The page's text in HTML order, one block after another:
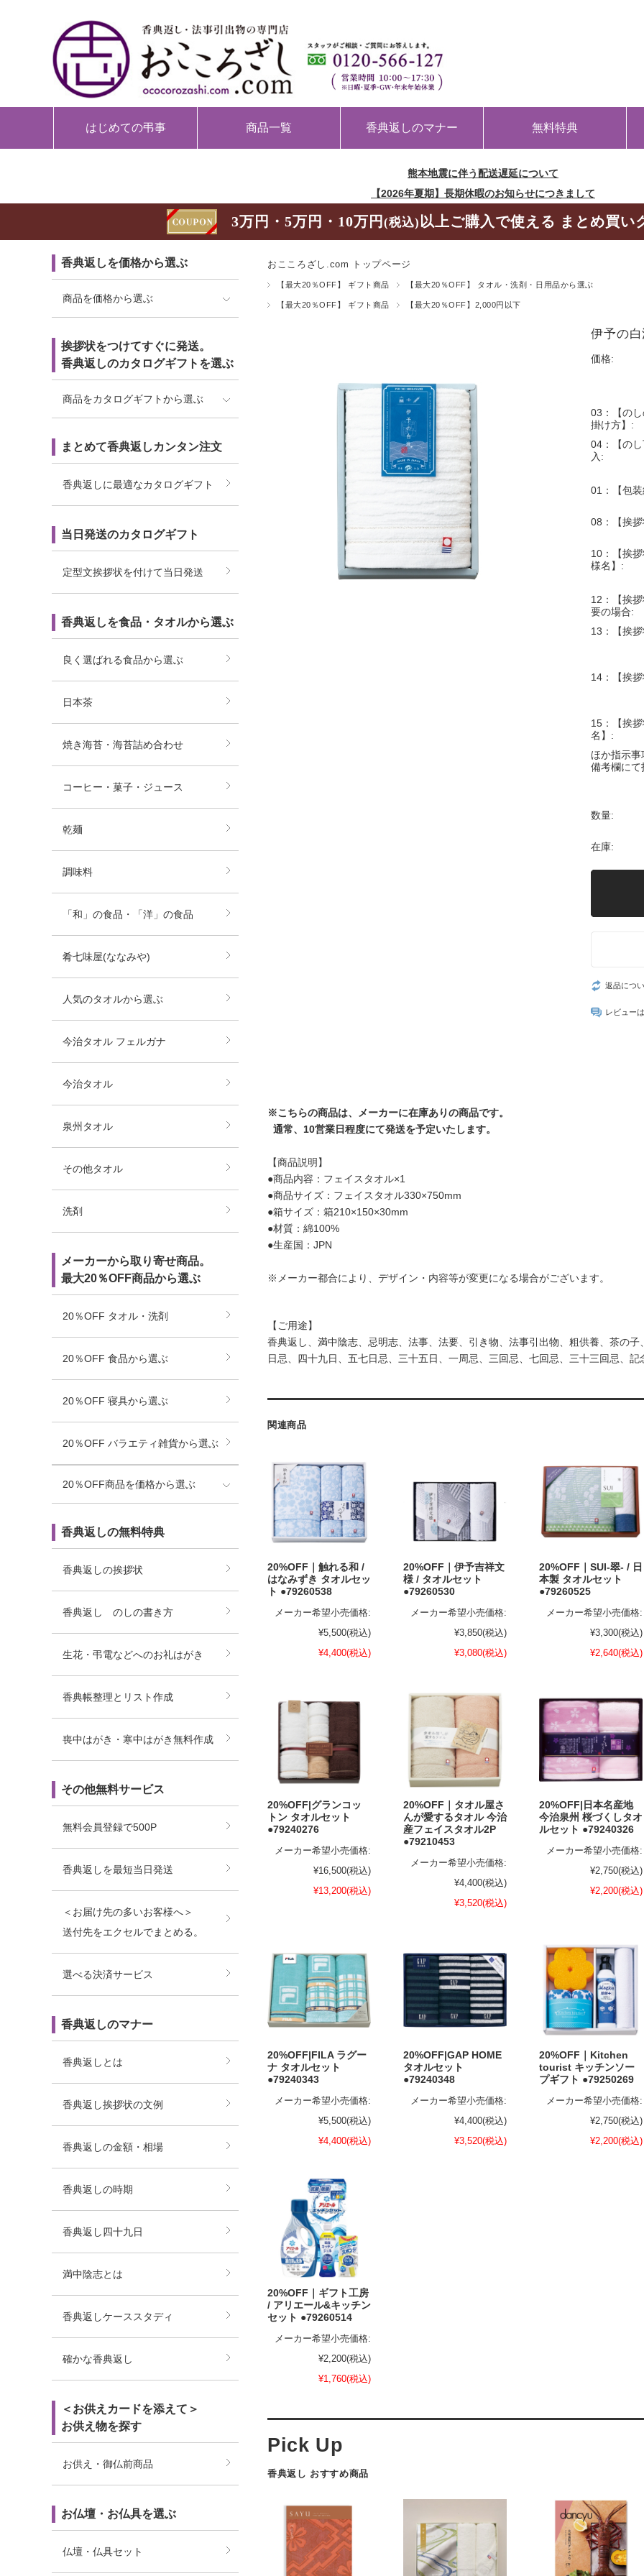
はじめての弔事 商品一覧 香典返しのマナー 無料特典
熊本地震に伴う配送遅延について
【2026年夏期】長期休暇のお知らせにつきまして
3万円・5万円・10万円 (税込) 以上ご購入で使える まとめ買い
おこころざし.com トップページ
【最大20％OFF】 ギフト商品 【最大20％OFF】 タオル・洗剤・日用品から選ぶ
【最大20％OFF】 ギフト商品 【最大20％OFF】2,000円以下
伊予の
価格:
03：【のし
掛け方】:
04：【の
入:
01：【包
08：【挨
10：【挨
様名】:
12：【挨
要の場合:
13：【挨
14：【挨
15：【挨
名】:
ほか指示事
備考欄にて
数量:
在庫:
返品につ
レビュー
※こちらの商品は、メーカーに在庫ありの商品です。
通常、10営業日程度にて発送を予定いたします。
【商品説明】
●商品内容：フェイスタオル×1
●商品サイズ：フェイスタオル330×750mm
●箱サイズ：箱210×150×30mm
●材質：綿100%
●生産国：JPN
※メーカー都合により、デザイン・内容等が変更になる場合がございます。
【ご用途】
香典返し、満中陰志、忌明志、法事、法要、引き物、法事引出物、粗供養、茶の
日忌、四十九日、五七日忌、三十五日、一周忌、三回忌、七回忌、三十三回忌、
関連商品
20%OFF｜触れる和 /
はなみずき タオルセッ
ト ●79260538
メーカー希望小売価格:
¥5,500(税込)
¥4,400(税込)
20%OFF｜伊予吉祥文
様 / タオルセット
●79260530
メーカー希望小売価格:
¥3,850(税込)
¥3,080(税込)
20%OFF｜SUI-翠- / 日
本製 タオルセット
●79260525
メーカー希望小売価格:
¥3,300(税込)
¥2,640(税込)
20%OFF|グランコッ
トン タオルセット
●79240276
メーカー希望小売価格:
¥16,500(税込)
¥13,200(税込)
20%OFF｜タオル屋さ
んが愛するタオル 今治
産フェイスタオル2P
●79210453
メーカー希望小売価格:
¥4,400(税込)
¥3,520(税込)
20%OFF|日本名産地
今治泉州 桜づくしタオ
ルセット ●79240326
メーカー希望小売価格:
¥2,750(税込)
¥2,200(税込)
20%OFF|FILA ラグー
ナ タオルセット
●79240343
メーカー希望小売価格:
¥5,500(税込)
¥4,400(税込)
20%OFF|GAP HOME
タオルセット
●79240348
メーカー希望小売価格:
¥4,400(税込)
¥3,520(税込)
20%OFF｜Kitchen
tourist キッチンソー
プギフト ●79250269
メーカー希望小売価格:
¥2,750(税込)
¥2,200(税込)
20%OFF｜ギフト工房
/ アリエール&キッチン
セット ●79260514
メーカー希望小売価格:
¥2,200(税込)
¥1,760(税込)
香典返し おすすめ商品
香典返しを価格から選ぶ
商品を価格から選ぶ
挨拶状をつけてすぐに発送。
香典返しのカタログギフトを選ぶ
商品をカタログギフトから選ぶ
まとめて香典返しカンタン注文
香典返しに最適なカタログギフト
当日発送のカタログギフト
定型文挨拶状を付けて当日発送
香典返しを食品・タオルから選ぶ
良く選ばれる食品から選ぶ
日本茶
焼き海苔・海苔詰め合わせ
コーヒー・菓子・ジュース
乾麺
調味料
「和」の食品・「洋」の食品
肴七味屋(ななみや)
人気のタオルから選ぶ
今治タオル フェルガナ
今治タオル
泉州タオル
その他タオル
洗剤
メーカーから取り寄せ商品。
最大20％OFF商品から選ぶ
20％OFF タオル・洗剤
20％OFF 食品から選ぶ
20％OFF 寝具から選ぶ
20％OFF バラエティ雑貨から選ぶ
20％OFF商品を価格から選ぶ
香典返しの無料特典
香典返しの挨拶状
香典返し のしの書き方
生花・弔電などへのお礼はがき
香典帳整理とリスト作成
喪中はがき・寒中はがき無料作成
その他無料サービス
無料会員登録で500P
香典返しを最短当日発送
＜お届け先の多いお客様へ＞
送付先をエクセルでまとめる。
選べる決済サービス
香典返しのマナー
香典返しとは
香典返し挨拶状の文例
香典返しの金額・相場
香典返しの時期
香典返し四十九日
満中陰志とは
香典返しケーススタディ
確かな香典返し
＜お供えカードを添えて＞
お供え物を探す
お供え・御仏前商品
お仏壇・お仏具を選ぶ
仏壇・仏具セット